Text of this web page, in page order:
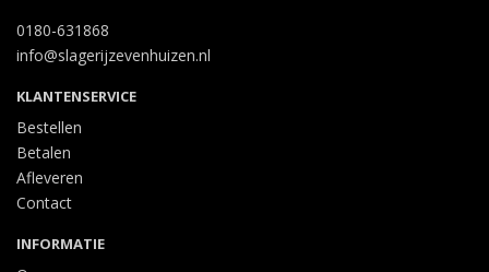
0180-631868
info@slagerijzevenhuizen.nl
KLANTENSERVICE
Bestellen
Betalen
Afleveren
Contact
INFORMATIE